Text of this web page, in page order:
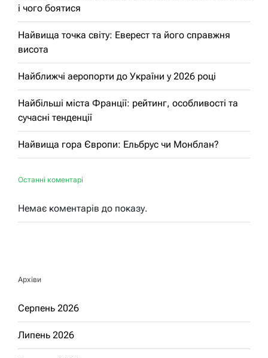
і чого боятися
Найвища точка світу: Еверест та його справжня
висота
Найближчі аеропорти до України у 2026 році
Найбільші міста Франції: рейтинг, особливості та
сучасні тенденції
Найвища гора Європи: Ельбрус чи Монблан?
Останні коментарі
Немає коментарів до показу.
Архіви
Серпень 2026
Липень 2026